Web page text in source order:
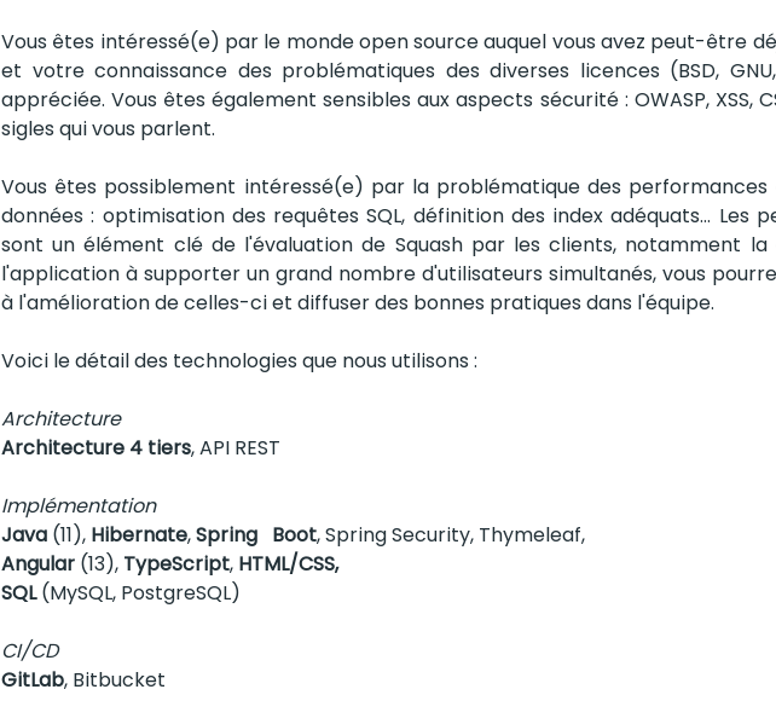
Vous êtes intéressé(e) par le monde open source auquel vous avez peut-être
et votre connaissance des problématiques des diverses licences (BSD,
appréciée. Vous êtes également sensibles aux aspects sécurité : OWASP, XSS,
sigles qui vous parlent.
Vous êtes possiblement intéressé(e) par la problématique des performances
données : optimisation des requêtes SQL, définition des index adéquats… Les
sont un élément clé de l'évaluation de Squash par les clients, notamment
l'application à supporter un grand nombre d'utilisateurs simultanés, vous
à l'amélioration de celles-ci et diffuser des bonnes pratiques dans l'équipe.
Voici le détail des technologies que nous utilisons :
Architecture
Architecture 4 tiers, API REST
Implémentation
Java (11), Hibernate, Spring   Boot, Spring Security, Thymeleaf,
Angular (13), TypeScript, HTML/CSS,
SQL (MySQL, PostgreSQL)
CI/CD
GitLab, Bitbucket